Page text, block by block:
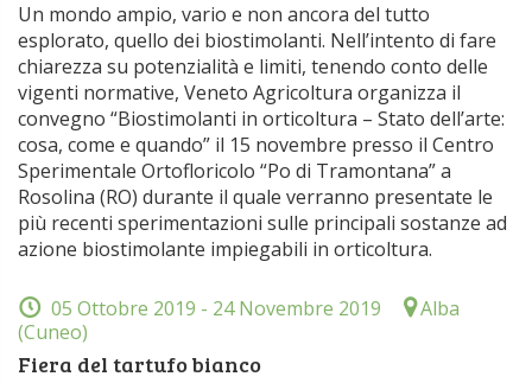
Un mondo ampio, vario e non ancora del tutto
esplorato, quello dei biostimolanti. Nell’intento di fare
chiarezza su potenzialità e limiti, tenendo conto delle
vigenti normative, Veneto Agricoltura organizza il
convegno “Biostimolanti in orticoltura – Stato dell’arte:
cosa, come e quando” il 15 novembre presso il Centro
Sperimentale Ortofloricolo “Po di Tramontana” a
Rosolina (RO) durante il quale verranno presentate le
più recenti sperimentazioni sulle principali sostanze ad
azione biostimolante impiegabili in orticoltura.
05 Ottobre 2019 - 24 Novembre 2019
Alba
(Cuneo)
Fiera del tartufo bianco